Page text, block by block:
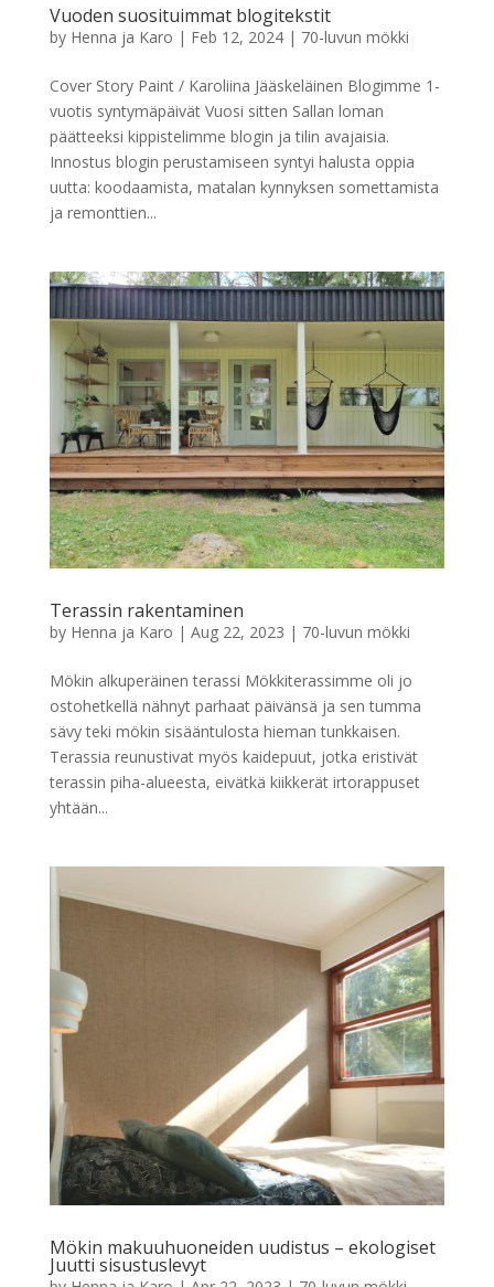
Vuoden suosituimmat blogitekstit
by Henna ja Karo | Feb 12, 2024| 70-luvun mökki
Cover Story Paint / Karoliina Jääskeläinen Blogimme 1-
vuotis syntymäpäivät Vuosi sitten Sallan loman
päätteeksi kippistelimme blogin ja tilin avajaisia.
Innostus blogin perustamiseen syntyi halusta oppia
uutta: koodaamista, matalan kynnyksen somettamista
ja remonttien...
Terassin rakentaminen
by Henna ja Karo | Aug 22, 2023 | 70-luvun mökki
Mökin alkuperäinen terassi Mökkiterassimme oli jo
ostohetkellä nähnyt parhaat päivänsä ja sen tumma
sävy teki mökin sisääntulosta hieman tunkkaisen.
Terassia reunustivat myös kaidepuut, jotka eristivät
terassin piha-alueesta, eivätkä kiikkerät irtorappuset
yhtään...
Mökin makuuhuoneiden uudistus – ekologiset
Juutti sisustuslevyt